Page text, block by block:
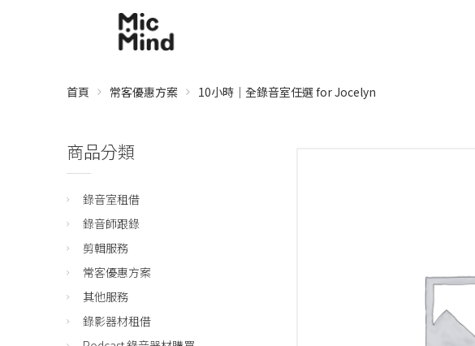
首頁 常客優惠方案 10小時｜全錄音室任選 for Jocelyn
商品分類
錄音室租借
錄音師跟錄
剪輯服務
常客優惠方案
其他服務
錄影器材租借